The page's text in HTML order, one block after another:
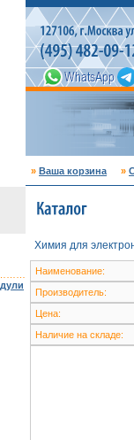
» Ваша корзина »
Химия для
Наименование:
Производитель:
Цена:
Наличие на складе: